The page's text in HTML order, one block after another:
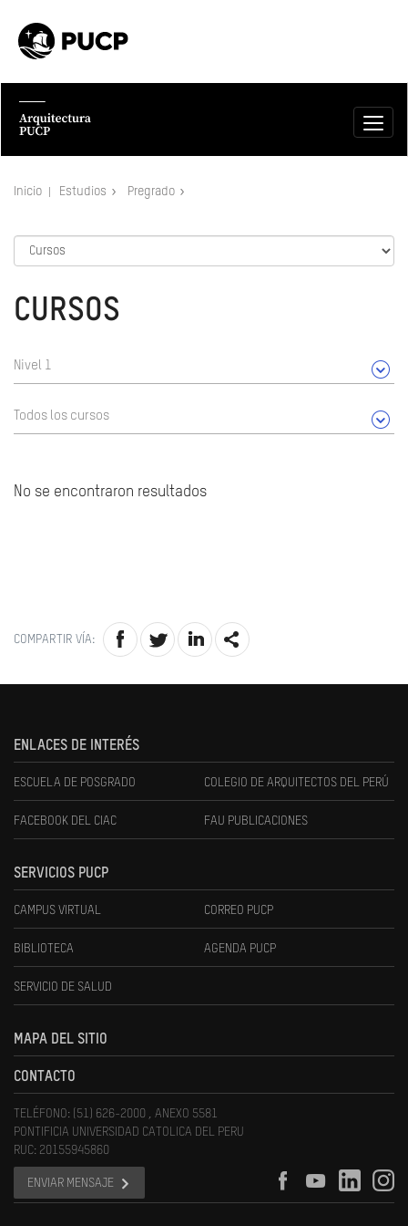
Inicio Estudios Pregrado
CURSOS
Nivel 1
Todos los cursos
No se encontraron resultados
COMPARTIR VÍA:
ENLACES DE INTERÉS
ESCUELA DE POSGRADO COLEGIO DE ARQUITECTOS DEL PERÚ
FACEBOOK DEL CIAC FAU PUBLICACIONES
SERVICIOS PUCP
CAMPUS VIRTUAL CORREO PUCP
BIBLIOTECA AGENDA PUCP
SERVICIO DE SALUD
MAPA DEL SITIO
CONTACTO
TELÉFONO: (51) 626-2000 , ANEXO 5581
PONTIFICIA UNIVERSIDAD CATOLICA DEL PERU
RUC: 20155945860
ENVIAR MENSAJE